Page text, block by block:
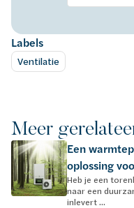
Labels
Ventilatie
Meer
Een
oplossing
Heb je een
naar een
inlevert ...